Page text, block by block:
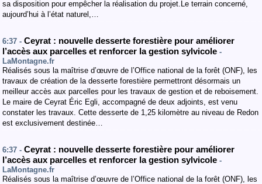
sa disposition pour empêcher la réalisation du projet.Le terrain concerné,
aujourd’hui à l’état naturel,…
6:37 - Ceyrat : nouvelle desserte forestière pour améliorer
l’accès aux parcelles et renforcer la gestion sylvicole -
LaMontagne.fr
Réalisés sous la maîtrise d’œuvre de l’Office national de la forêt (ONF), les
travaux de création de la desserte forestière permettront désormais un
meilleur accès aux parcelles pour les travaux de gestion et de reboisement.
Le maire de Ceyrat Éric Egli, accompagné de deux adjoints, est venu
constater les travaux. Cette desserte de 1,25 kilomètre au niveau de Redon
est exclusivement destinée…
6:37 - Ceyrat : nouvelle desserte forestière pour améliorer
l’accès aux parcelles et renforcer la gestion sylvicole -
LaMontagne.fr
Réalisés sous la maîtrise d’œuvre de l’Office national de la forêt (ONF), les